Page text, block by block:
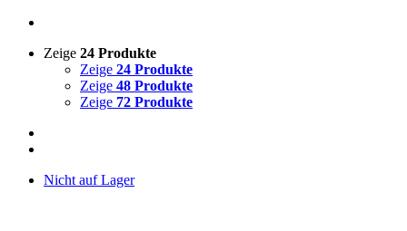
Zeige 24 Produkte
Zeige 24 Produkte
Zeige 48 Produkte
Zeige 72 Produkte
Nicht auf Lager